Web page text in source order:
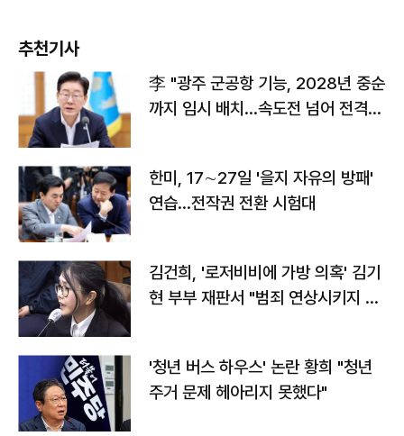
추천기사
李 "광주 군공항 기능, 2028년 중순
까지 임시 배치…속도전 넘어 전격
한미, 17∼27일 '을지 자유의 방패'
연습…전작권 전환 시험대
김건희, '로저비비에 가방 의혹' 김기
현 부부 재판서 "범죄 연상시키지 말
'청년 버스 하우스' 논란 황희 "청년
주거 문제 헤아리지 못했다"